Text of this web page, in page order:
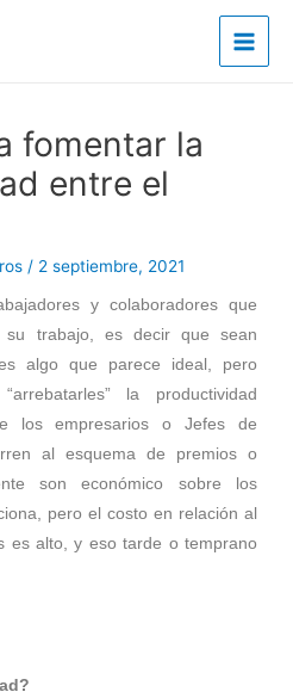
Main
fomentar la
entre el
/ 2 septiembre, 2021
y colaboradores que
su trabajo, es decir que sean
algo que parece ideal, pero
la productividad
los empresarios o Jefes de
al esquema de premios o
son económico sobre los
pero el costo en relación al
es alto, y eso tarde o temprano